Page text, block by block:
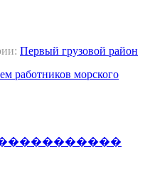
Первый грузовой район
работников морского